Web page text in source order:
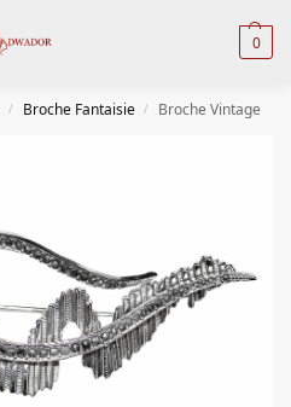
0
/ Broche Fantaisie / Broche Vintage